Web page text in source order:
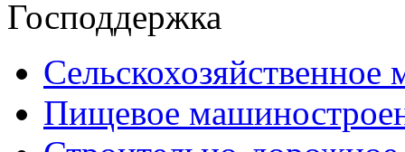
Господдержка
Пищевое